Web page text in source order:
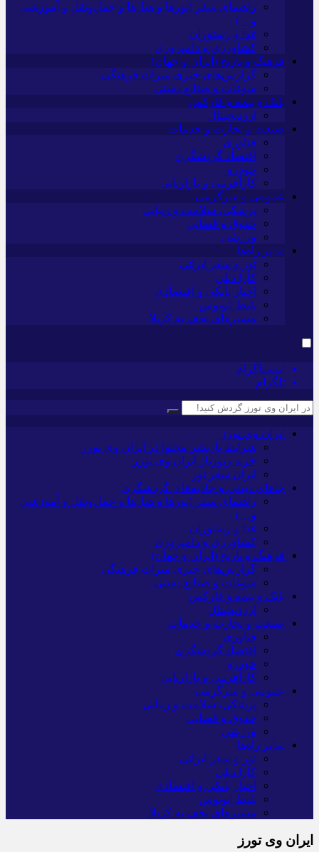
راهنمای سفر (تورها و هتل‌ها و حمل‌و‌نقل و آموزشی
و…)
غذا و رستوران
کشاورزی و دامپروری
فرهنگ و تاریخ (ایران و جهان)
گزارش‌های خبری میراث فرهنگی
سوغات و صنایع دستی
بانک و بیمه و فارکس
ارزدیجیتال
صنعت و تجارت و خدمات
فناوری
اقتصاد گردشگری
خودرو
کارآفرینی و بازاریابی
عمومی و سرگرمی
پزشکی، سلامت و زیبایی
حقوق و قضایی
ورزشی
سایر راه‌ها
تور و سفر ایرانی
کارا دیلی
اخبار بانکی و اقتصادی
بلیط اتوبوس
مسیرهای نجف به کربلا
اینستاگرام
تلگرام
ایران وی تورز
شرایط بازنشر محتوا در ایران وی تورز
خرید رپورتاژ ایران وی تورز
ایران سفر تور
جاهای دیدنی و جاذبه‌های گردشگری
راهنمای سفر (تورها و هتل‌ها و حمل‌و‌نقل و آموزشی
و…)
غذا و رستوران
کشاورزی و دامپروری
فرهنگ و تاریخ (ایران و جهان)
گزارش‌های خبری میراث فرهنگی
سوغات و صنایع دستی
بانک و بیمه و فارکس
ارزدیجیتال
صنعت و تجارت و خدمات
فناوری
اقتصاد گردشگری
خودرو
کارآفرینی و بازاریابی
عمومی و سرگرمی
پزشکی، سلامت و زیبایی
حقوق و قضایی
ورزشی
سایر راه‌ها
تور و سفر ایرانی
کارا دیلی
اخبار بانکی و اقتصادی
بلیط اتوبوس
مسیرهای نجف به کربلا
ایران وی تورز